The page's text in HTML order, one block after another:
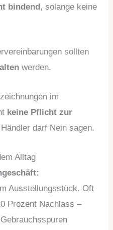
bindend, solange keine
sollten
werden.
im
keine Pflicht zur
darf Nein sagen.
Alltag
Ausstellungsstück. Oft
Prozent Nachlass –